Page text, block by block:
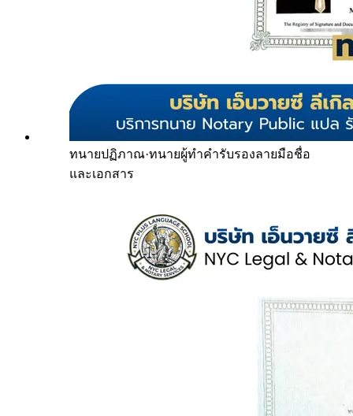
ทนายปฏิภาณ·ทนายผู้ทำคำรับรองลายมือชื่อ
และเอกสาร